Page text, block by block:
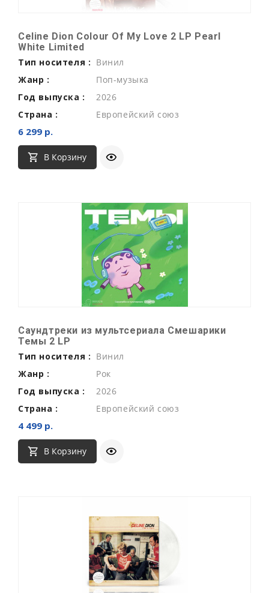
Celine Dion Colour Of My Love 2 LP Pearl
White Limited
Тип носителя : Винил
Жанр :
Поп-музыка
Год выпуска :
2026
Страна :
Европейский союз
6 299 р.
В Корзину
Саундтреки из мультсериала Смешарики
Темы 2 LP
Тип носителя : Винил
Жанр :
Рок
Год выпуска :
2026
Страна :
Европейский союз
4 499 р.
В Корзину